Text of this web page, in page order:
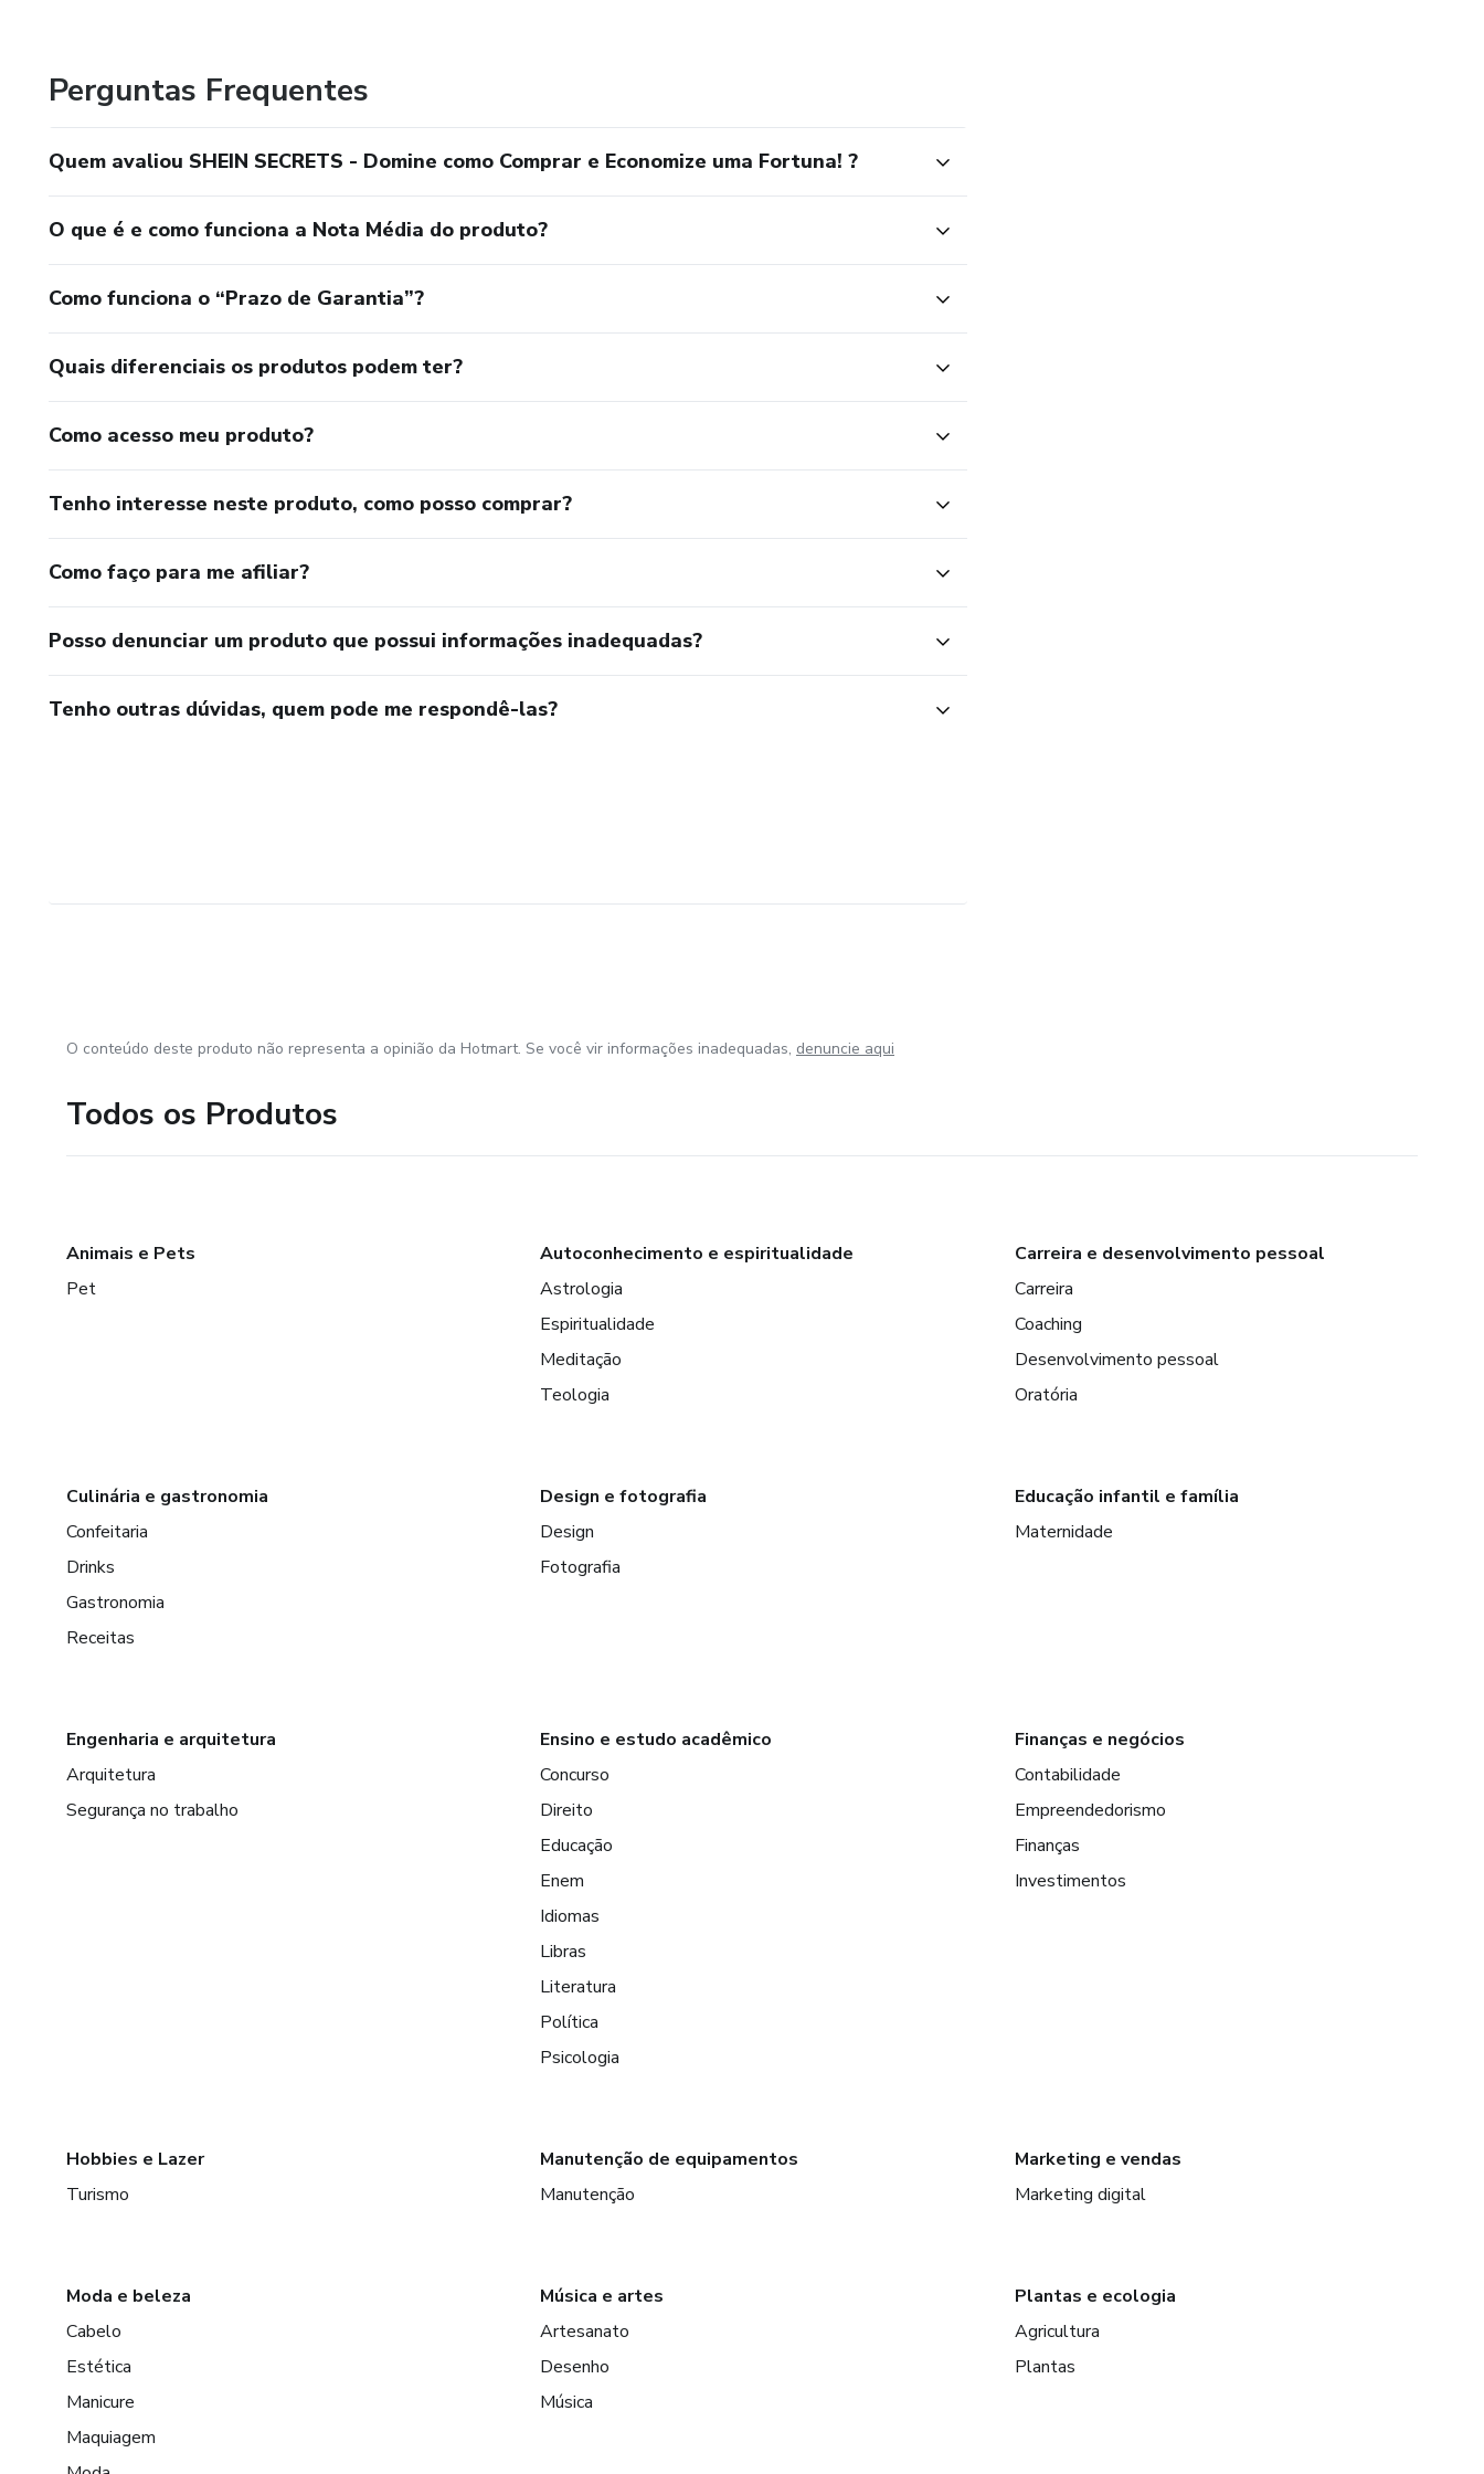
Perguntas Frequentes
Quem avaliou SHEIN SECRETS - Domine como Comprar e Economize uma Fortuna! ?
O que é e como funciona a Nota Média do produto?
Como funciona o “Prazo de Garantia”?
Quais diferenciais os produtos podem ter?
Como acesso meu produto?
Tenho interesse neste produto, como posso comprar?
Como faço para me afiliar?
Posso denunciar um produto que possui informações inadequadas?
Tenho outras dúvidas, quem pode me respondê-las?
O conteúdo deste produto não representa a opinião da Hotmart. Se você vir informações inadequadas, denuncie aqui
Todos os Produtos
Animais e Pets
Pet
Autoconhecimento e espiritualidade
Astrologia
Espiritualidade
Meditação
Teologia
Carreira e desenvolvimento pessoal
Carreira
Coaching
Desenvolvimento pessoal
Oratória
Culinária e gastronomia
Confeitaria
Drinks
Gastronomia
Receitas
Design e fotografia
Design
Fotografia
Educação infantil e família
Maternidade
Engenharia e arquitetura
Arquitetura
Segurança no trabalho
Ensino e estudo acadêmico
Concurso
Direito
Educação
Enem
Idiomas
Libras
Literatura
Política
Psicologia
Finanças e negócios
Contabilidade
Empreendedorismo
Finanças
Investimentos
Hobbies e Lazer
Turismo
Manutenção de equipamentos
Manutenção
Marketing e vendas
Marketing digital
Moda e beleza
Cabelo
Estética
Manicure
Maquiagem
Música e artes
Artesanato
Desenho
Música
Plantas e ecologia
Agricultura
Plantas